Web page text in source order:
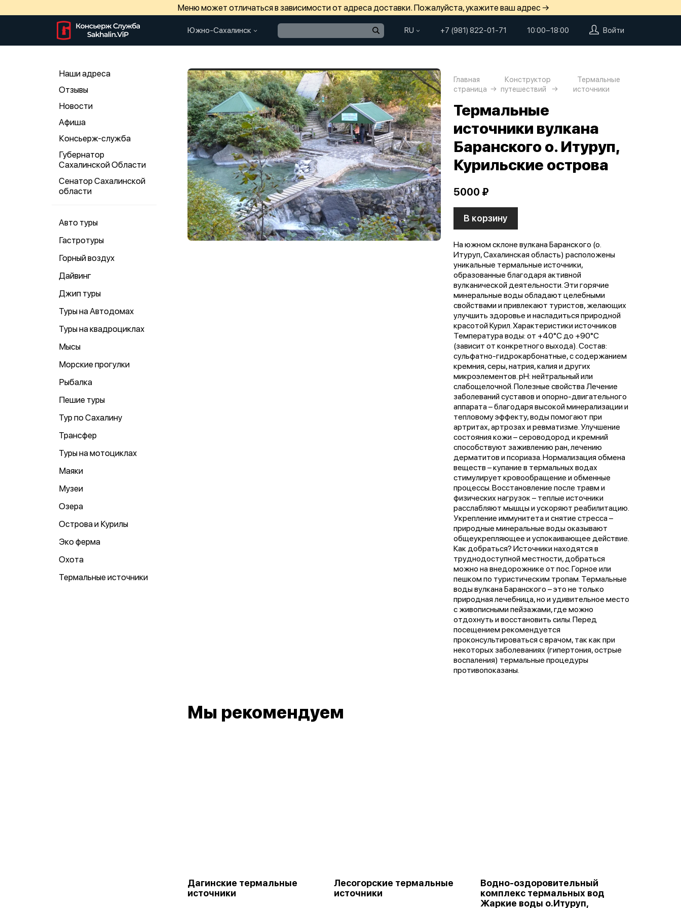
Меню может отличаться в зависимости от адреса доставки. Пожалуйста, укажите ваш адрес →
Южно-Сахалинск RU +7 (981) 822-01-71 10:00−18:00 Войти
Наши адреса
Отзывы
Новости
Афиша
Консьерж-служба
Губернатор
Сахалинской Области
Сенатор Сахалинской
области
Авто туры
Гастротуры
Горный воздух
Дайвинг
Джип туры
Туры на Автодомах
Туры на квадроциклах
Мысы
Морские прогулки
Рыбалка
Пешие туры
Тур по Сахалину
Трансфер
Туры на мотоциклах
Маяки
Музеи
Озера
Острова и Курилы
Эко ферма
Охота
Термальные источники
Главная
страница
Конструктор
путешествий
Термальные
источники
Термальные
источники вулкана
Баранского о. Итуруп,
Курильские острова
5000 ₽
В корзину
На южном склоне вулкана Баранского (о.
Итуруп, Сахалинская область) расположены
уникальные термальные источники,
образованные благодаря активной
вулканической деятельности. Эти горячие
минеральные воды обладают целебными
свойствами и привлекают туристов, желающих
улучшить здоровье и насладиться природной
красотой Курил. Характеристики источников
Температура воды: от +40°C до +90°C
(зависит от конкретного выхода). Состав:
сульфатно-гидрокарбонатные, с содержанием
кремния, серы, натрия, калия и других
микроэлементов. pH: нейтральный или
слабощелочной. Полезные свойства Лечение
заболеваний суставов и опорно-двигательного
аппарата – благодаря высокой минерализации и
тепловому эффекту, воды помогают при
артритах, артрозах и ревматизме. Улучшение
состояния кожи – сероводород и кремний
способствуют заживлению ран, лечению
дерматитов и псориаза. Нормализация обмена
веществ – купание в термальных водах
стимулирует кровообращение и обменные
процессы. Восстановление после травм и
физических нагрузок – теплые источники
расслабляют мышцы и ускоряют реабилитацию.
Укрепление иммунитета и снятие стресса –
природные минеральные воды оказывают
общеукрепляющее и успокаивающее действие.
Как добраться? Источники находятся в
труднодоступной местности, добраться
можно на внедорожнике от пос. Горное или
пешком по туристическим тропам. Термальные
воды вулкана Баранского – это не только
природная лечебница, но и удивительное место
с живописными пейзажами, где можно
отдохнуть и восстановить силы. Перед
посещением рекомендуется
проконсультироваться с врачом, так как при
некоторых заболеваниях (гипертония, острые
воспаления) термальные процедуры
противопоказаны.
Мы рекомендуем
Дагинские термальные
источники
Лесогорские термальные
источники
Водно-оздоровительный
комплекс термальных вод
Жаркие воды о.Итуруп,